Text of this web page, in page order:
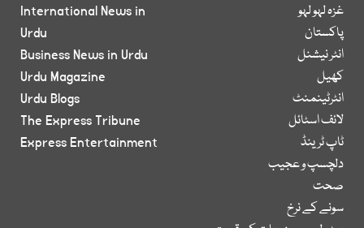
غزہ لہو لہو
پاکستان
انٹر نیشنل
کھیل
انٹرٹینمنٹ
لائف اسٹائل
ٹاپ ٹرینڈ
دلچسپ و عجیب
صحت
سونے کے نرخ
International News in
Urdu
Business News in Urdu
Urdu Magazine
Urdu Blogs
The Express Tribune
Express Entertainment